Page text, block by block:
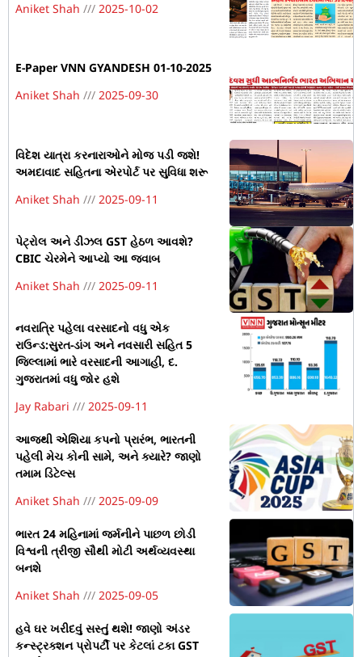
Aniket Shah
2025-10-02
E-Paper VNN GYANDESH 01-10-2025
Aniket Shah
2025-09-30
વિદેશ યાત્રા કરનારાઓને મોજ પડી જશે!
અમદાવાદ સહિતના એરપોર્ટ પર સુવિધા શરૂ
Aniket Shah
2025-09-11
પેટ્રોલ અને ડીઝલ GST હેઠળ આવશે?
CBIC ચેરમેને આપ્યો આ જવાબ
Aniket Shah
2025-09-11
નવરાત્રિ પહેલા વરસાદનો વધુ એક
રાઉન્ડ:સુરત-ડાંગ અને નવસારી સહિત 5
જિલ્લામાં ભારે વરસાદની આગાહી, દ.
ગુજરાતમાં વધુ જોર હશે
Jay Rabari
2025-09-11
આજથી એશિયા કપનો પ્રારંભ, ભારતની
પહેલી મેચ કોની સામે, અને ક્યારે? જાણો
તમામ ડિટેલ્સ
Aniket Shah
2025-09-09
ભારત 24 મહિનામાં જર્મનીને પાછળ છોડી
વિશ્વની ત્રીજી સૌથી મોટી અર્થવ્યવસ્થા
બનશે
Aniket Shah
2025-09-05
હવે ઘર ખરીદવું સસ્તું થશે! જાણો અંડર
કન્સ્ટ્રક્શન પ્રોપર્ટી પર કેટલાં ટકા GST